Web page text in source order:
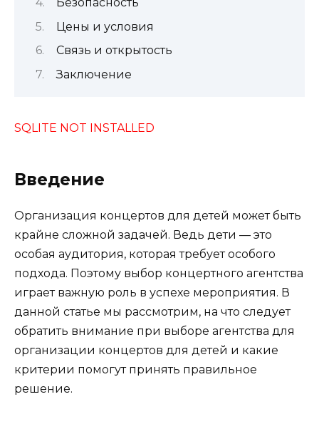
Безопасность
Цены и условия
Связь и открытость
Заключение
SQLITE NOT INSTALLED
Введение
Организация концертов для детей может быть
крайне сложной задачей. Ведь дети — это
особая аудитория, которая требует особого
подхода. Поэтому выбор концертного агентства
играет важную роль в успехе мероприятия. В
данной статье мы рассмотрим, на что следует
обратить внимание при выборе агентства для
организации концертов для детей и какие
критерии помогут принять правильное
решение.